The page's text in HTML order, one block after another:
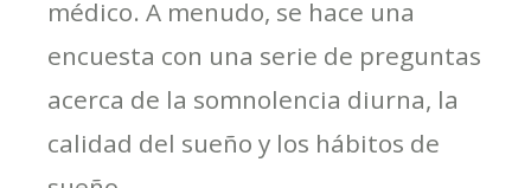
médico. A menudo, se hace una
encuesta con una serie de preguntas
acerca de la somnolencia diurna, la
calidad del sueño y los hábitos de